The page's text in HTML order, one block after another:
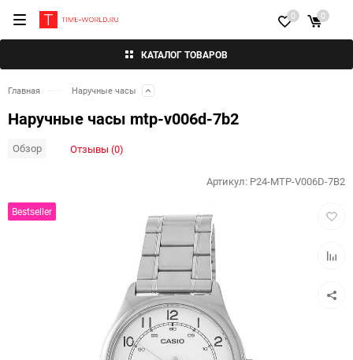
КАТАЛОГ ТОВАРОВ
0 0
Главная Наручные часы
Наручные часы mtp-v006d-7b2
Обзор Отзывы (0)
Bestseller
Артикул: P24-MTP-V006D-7B2